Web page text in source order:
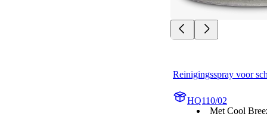
Reinigingsspray voor
HQ110/02
Met Cool